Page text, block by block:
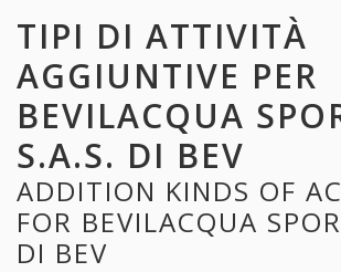
TIPI DI ATTIVITÀ
AGGIUNTIVE PER
BEVILACQUA
S.A.S. DI BEV
ADDITION KINDS OF
FOR BEVILACQUA
DI BEV